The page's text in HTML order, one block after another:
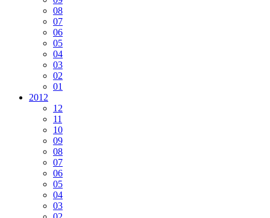
08
07
06
05
04
03
02
01
2012
12
11
10
09
08
07
06
05
04
03